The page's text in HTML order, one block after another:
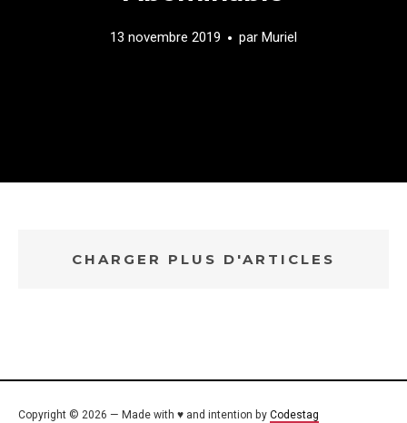
13 novembre 2019 par Muriel
CHARGER PLUS D'ARTICLES
Copyright © 2026 — Made with ♥ and intention by Codestag